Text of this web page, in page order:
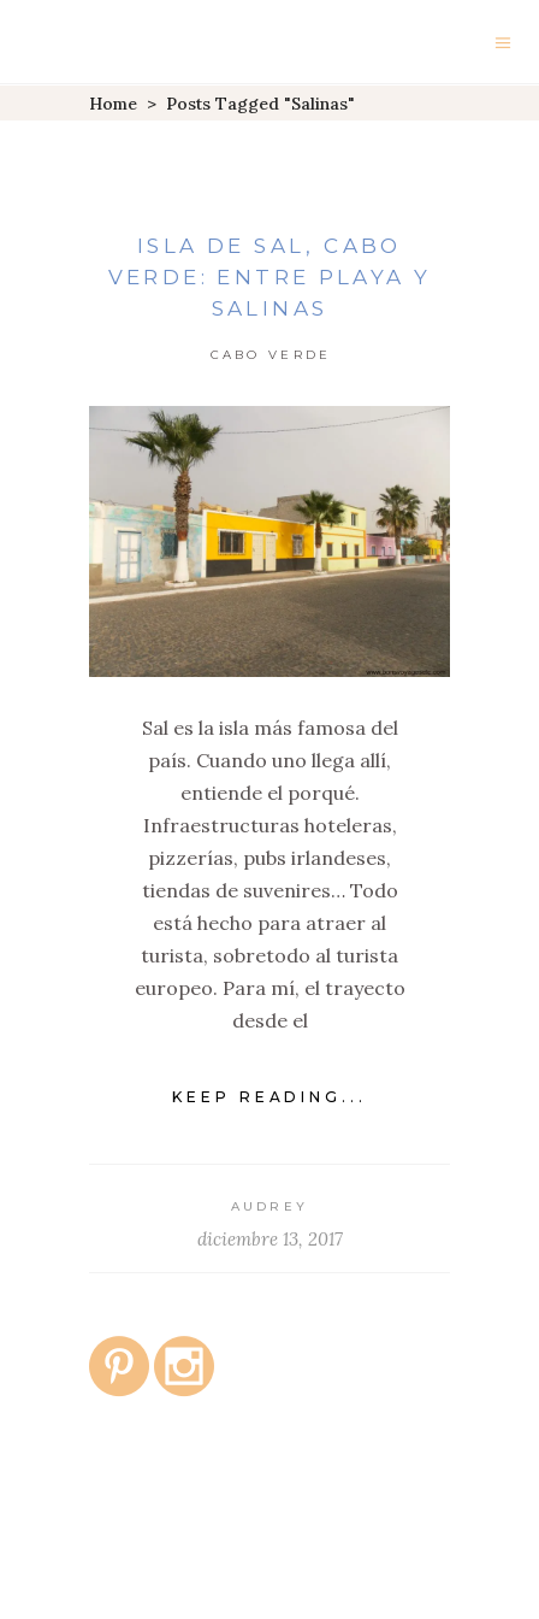
Home > Posts Tagged "salinas"
ISLA DE SAL, CABO
VERDE: ENTRE PLAYA Y
SALINAS
CABO VERDE
Sal es la isla más famosa del
país. Cuando uno llega allí,
entiende el porqué.
Infraestructuras hoteleras,
pizzerías, pubs irlandeses,
tiendas de suvenires… Todo
está hecho para atraer al
turista, sobretodo al turista
europeo. Para mí, el trayecto
desde el
KEEP READING...
AUDREY
diciembre 13, 2017